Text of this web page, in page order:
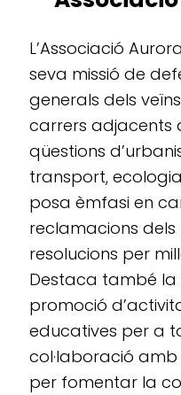
L’Associació
seva missió de
generals dels
carrers adjacents
qüestions
transport,
posa èmfasi en
reclamacions
resolucions per
Destaca també la
promoció
educatives per a
col·laboració
per fomentar la